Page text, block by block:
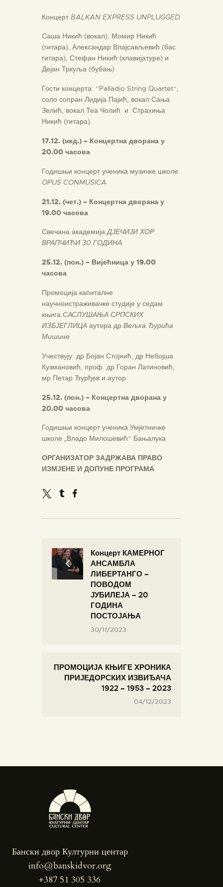
Концерт BALKAN EXPRESS UNPLUGGED
Саша Никић (вокал), Момир Никић
(гитара), Александар Влајсављевић (бас
гитара), Стефан Никић (клавијатуре) и
Дејан Тркуља (бубањ)
Гости концерта: “Palladio String Quartet“,
соло сопран Лидија Пајић, вокал Сања
Зелић, вокал Теа Чолић и Страхиња
Никић (гитара).
17.12. (нед.) – Концертна дворана у
20.00 часова
Годишњи концерт ученика музичке школе
OPUS CONMUSICA
21.12. (чет.) – Концертна дворана у
19.00 часова
Свечана академијаДЈЕЧИЈИ ХОР
ВРАПЧИЋИ 30 ГОДИНА
25.12. (пон.) – Вијећница у 19.00
часова
Промоција капиталне
научноистраживачке студије у седам
књига САСЛУШАЊА СРПСКИХ
ИЗБЈЕГЛИЦА аутора др Вељка Ђурића
Мишине
Учествују: др Бојан Стојнић, др Небојша
Кузмановић, проф. др Горан Латиновић,
мр Петар Ђурђев и аутор
25.12. (пон.) – Концертна дворана у
20.00 часова
Годишњи концерт ученика Умјетничке
школе „Владо Милошевић“ Бањалука
ОРГАНИЗАТОР ЗАДРЖАВА ПРАВО
ИЗМЈЕНЕ И ДОПУНЕ ПРОГРАМА
Концерт КАМЕРНОГ
АНСАМБЛА
ЛИБЕРТАНГО –
ПОВОДОМ
ЈУБИЛЕЈА – 20
ГОДИНА
ПОСТОЈАЊА
30/11/2023
ПРОМОЦИЈА КЊИГЕ ХРОНИКА
ПРИЈЕДОРСКИХ ИЗВИЂАЧА
1922 – 1953 – 2023
04/12/2023
Бански двор Културни центар
info@banskidvor.org
+387 51 305 336